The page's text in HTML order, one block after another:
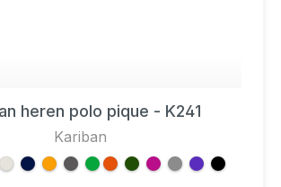
heren polo pique - K241
Kariban